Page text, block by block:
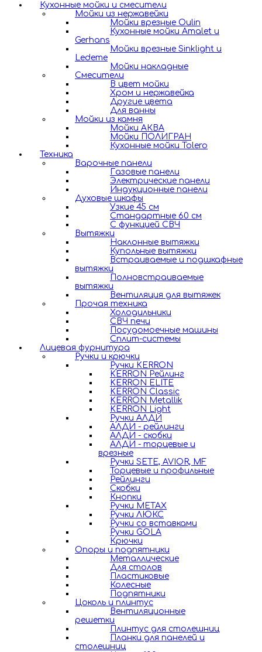
Кухонные мойки и смесители
Мойки из нержавейки
Мойки врезные Oulin
Кухонные мойки Amalet и
Gerhans
Мойки врезные Sinklight и
Ledeme
Мойки накладные
Смесители
В цвет мойки
Хром и нержавейка
Другие цвета
Для ванны
Мойки из камня
Мойки АКВА
Мойки ПОЛИГРАН
Кухонные мойки Tolero
Техника
Варочные панели
Газовые панели
Электрические панели
Индукционные панели
Духовые шкафы
Узкие 45 см
Стандартные 60 см
С функцией СВЧ
Вытяжки
Наклонные вытяжки
Купольные вытяжки
Встраиваемые и подшкафные
вытяжки
Полновстраиваемые
вытяжки
Вентиляция для вытяжек
Прочая техника
Холодильники
СВЧ печи
Посудомоечные машины
Сплит-системы
Лицевая фурнитура
Ручки и крючки
Ручки KERRON
KERRON Рейлинг
KERRON ELITE
KERRON Classic
KERRON Metallik
KERRON Light
Ручки АЛДИ
АЛДИ - рейлинги
АЛДИ - скобки
АЛДИ - торцевые и
врезные
Ручки SETE, AVIOR, MF
Торцевые и профильные
Рейлинги
Скобки
Кнопки
Ручки METAX
Ручки ЛЮКС
Ручки со вставками
Ручки GOLA
Крючки
Опоры и подпятники
Металлические
Для столов
Пластиковые
Колесные
Подпятники
Цоколь и плинтус
Вентиляционные
решетки
Плинтус для столешниц
Планки для панелей и
столешниц